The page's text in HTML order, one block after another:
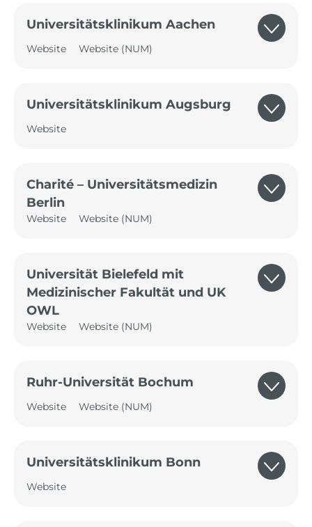
Universitätsklinikum Aachen
Website Website (NUM)
Universitätsklinikum Augsburg
Website
Charité – Universitätsmedizin
Berlin
Website Website (NUM)
Universität Bielefeld mit
Medizinischer Fakultät und UK
OWL
Website Website (NUM)
Ruhr-Universität Bochum
Website Website (NUM)
Universitätsklinikum Bonn
Website